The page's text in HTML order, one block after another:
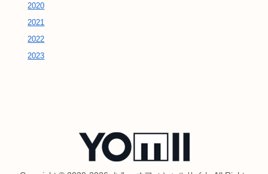
2020
2021
2022
2023